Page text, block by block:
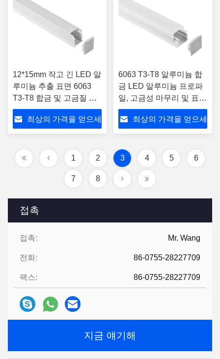
접촉
접촉: Mr. Wang
전화: 86-0755-28227709
팩스: 86-0755-28227709
지금 얘기해
12*15mm 작고 긴 LED 알
루미늄 추출 표면 6063
T3-T8 합금 및 고금질 마
감으로 장착 된 LED 프로
필
최상의 가격을 얻으세
6063 T3-T8 알루미늄 합
금 LED 알루미늄 프로파
일, 고금성 마무리 및 표면
에 장착된 LED 스트립 채
널에 맞춤형 길이
최상의 가격을 얻으세
1 2 3 4 5 6
7 8